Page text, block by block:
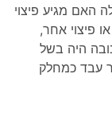
השאלה האם מגיע פיצוי
פיצוי אחר,
היה בשל
1. התובע, אשר עבד כמחלק